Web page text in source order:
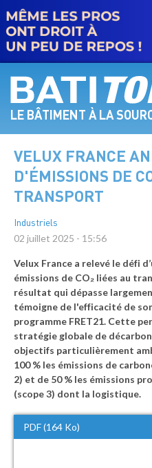
contenu
principal
LE BÂTIMENT À LA
VELUX FRANCE
D'ÉMISSIONS DE
TRANSPORT
Industriels
02 juillet 2025 - 15:56
Velux France a relevé le défi
émissions de CO₂ liées au
résultat qui dépasse
témoigne de l'efficacité de
programme FRET21. Cette
stratégie globale de
objectifs particulièrement
100 % les émissions de
2) et de 50 % les émissions
(scope 3) dont la logistique.
PDF (164 Ko)